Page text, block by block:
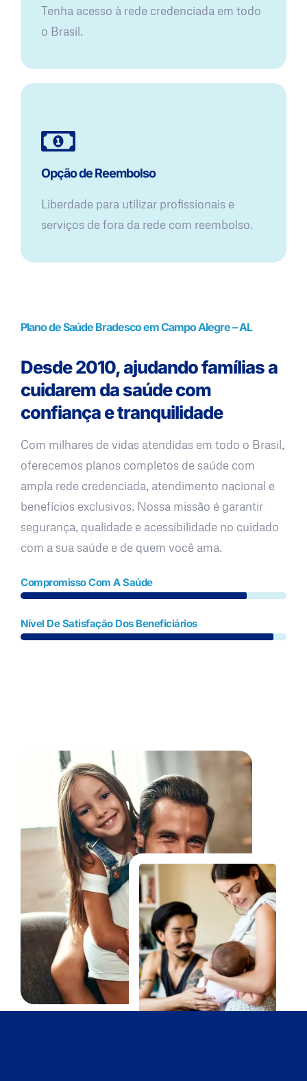
Tenha acesso à rede credenciada em todo
o Brasil.
Opção de Reembolso
Liberdade para utilizar profissionais e
serviços de fora da rede com reembolso.
Plano de Saúde Bradesco em Campo Alegre – AL
Desde 2010, ajudando famílias a
cuidarem da saúde com
confiança e tranquilidade
Com milhares de vidas atendidas em todo o Brasil,
oferecemos planos completos de saúde com
ampla rede credenciada, atendimento nacional e
benefícios exclusivos. Nossa missão é garantir
segurança, qualidade e acessibilidade no cuidado
com a sua saúde e de quem você ama.
Compromisso Com A Saúde
Nível De Satisfação Dos Beneficiários